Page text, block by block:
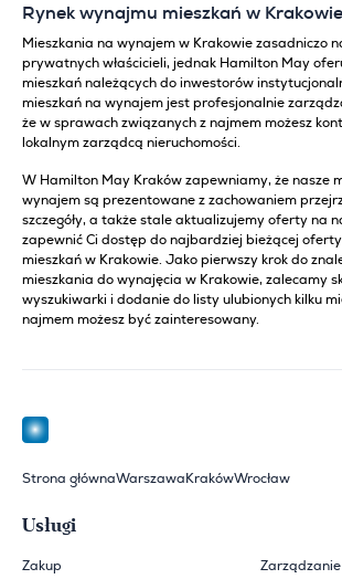
Rynek wynajmu mieszkań w Krakowie
Mieszkania na wynajem w Krakowie zasadniczo
prywatnych właścicieli, jednak Hamilton May
mieszkań należących do inwestorów
mieszkań na wynajem jest profesjonalnie
że w sprawach związanych z najmem możesz
lokalnym zarządcą nieruchomości.
W Hamilton May Kraków zapewniamy, że nasze
wynajem są prezentowane z zachowaniem
szczegóły, a także stale aktualizujemy oferty na
zapewnić Ci dostęp do najbardziej bieżącej
mieszkań w Krakowie. Jako pierwszy krok do
mieszkania do wynajęcia w Krakowie, zalecamy
wyszukiwarki i dodanie do listy ulubionych kilku
najmem możesz być zainteresowany.
Strona głównaWarszawa KrakówWrocław
Usługi
Zakup